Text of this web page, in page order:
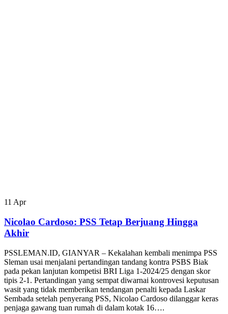
11 Apr
Nicolao Cardoso: PSS Tetap Berjuang Hingga
Akhir
PSSLEMAN.ID, GIANYAR – Kekalahan kembali menimpa PSS
Sleman usai menjalani pertandingan tandang kontra PSBS Biak
pada pekan lanjutan kompetisi BRI Liga 1-2024/25 dengan skor
tipis 2-1. Pertandingan yang sempat diwarnai kontrovesi keputusan
wasit yang tidak memberikan tendangan penalti kepada Laskar
Sembada setelah penyerang PSS, Nicolao Cardoso dilanggar keras
penjaga gawang tuan rumah di dalam kotak 16….